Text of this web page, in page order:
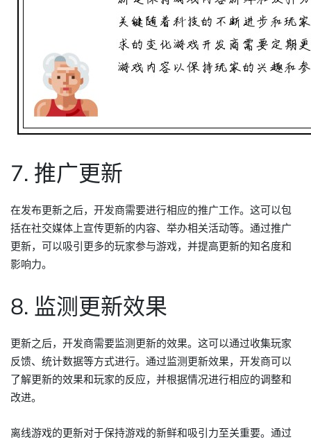
7. 推广更新
在发布更新之后，开发商需要进行相应的推广工作。这可以包
括在社交媒体上宣传更新的内容、举办相关活动等。通过推广
更新，可以吸引更多的玩家参与游戏，并提高更新的知名度和
影响力。
8. 监测更新效果
更新之后，开发商需要监测更新的效果。这可以通过收集玩家
反馈、统计数据等方式进行。通过监测更新效果，开发商可以
了解更新的效果和玩家的反应，并根据情况进行相应的调整和
改进。
离线游戏的更新对于保持游戏的新鲜和吸引力至关重要。通过